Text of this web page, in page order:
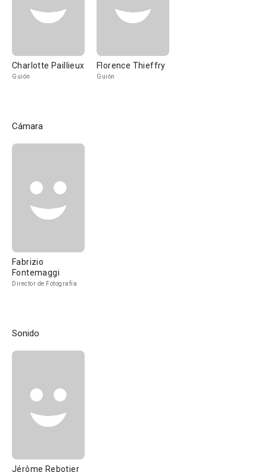
Charlotte Paillieux
Guión
Florence Thieffry
Guión
Cámara
Fabrizio
Fontemaggi
Director de Fotografía
Sonido
Jérôme Rebotier